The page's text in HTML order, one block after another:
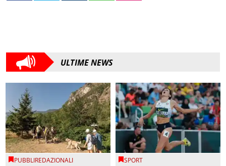
ULTIME NEWS
PUBBLIREDAZIONALI SPORT